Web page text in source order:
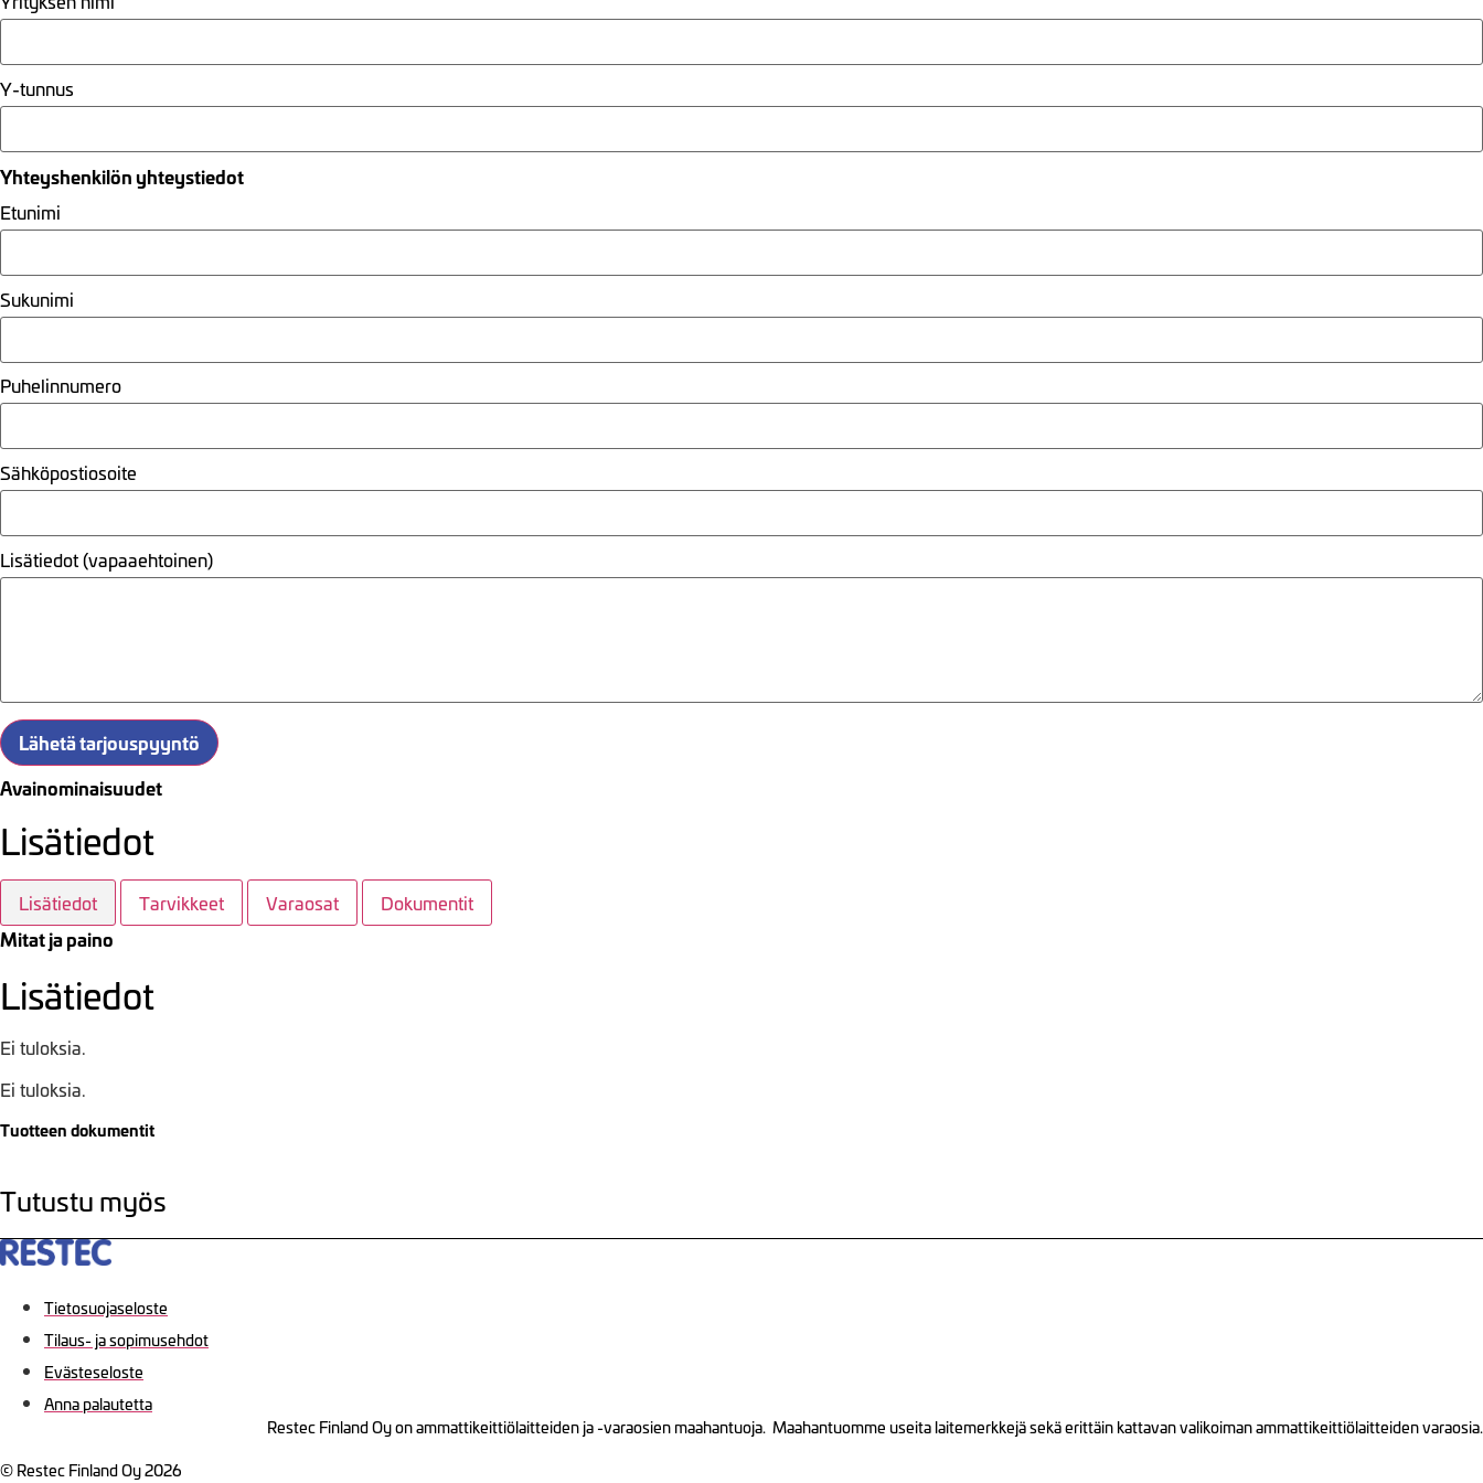
Y-tunnus
Yhteyshenkilön yhteystiedot
Etunimi
Sukunimi
Puhelinnumero
Sähköpostiosoite
Lisätiedot (vapaaehtoinen)
Lähetä tarjouspyyntö
Avainominaisuudet
Lisätiedot
Lisätiedot Tarvikkeet Varaosat Dokumentit
Mitat ja paino
Lisätiedot
Ei tuloksia.
Ei tuloksia.
Tuotteen dokumentit
Tutustu myös
Tietosuojaseloste
Tilaus- ja sopimusehdot
Evästeseloste
Anna palautetta
Restec Finland Oy on ammattikeittiölaitteiden ja -varaosien maahantuoja. Maahantuomme useita laitemerkkejä sekä erittäin kattavan valikoiman ammattikeittiölaitteiden varaosia.
© Restec Finland Oy 2026